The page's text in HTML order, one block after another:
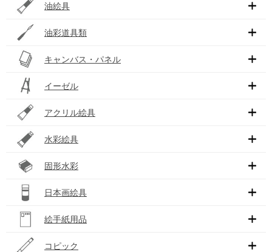
油絵具
油彩道具類
キャンバス・パネル
イーゼル
アクリル絵具
水彩絵具
固形水彩
日本画絵具
絵手紙用品
コピック